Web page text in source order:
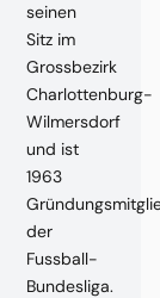
seinen
Sitz im
Grossbezirk
Charlottenburg-
Wilmersdorf
und ist
1963
der
Fussball-
Bundesliga.